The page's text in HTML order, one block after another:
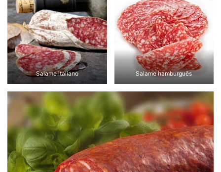
Salame italiano Salame hamburguês